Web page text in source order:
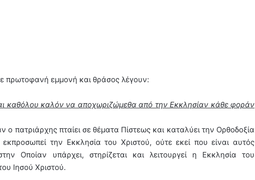
πρωτοφανή εμμονή και θράσος λέγουν:
καθόλου καλόν να αποχωριζώμεθα από την Εκκλησίαν κάθε φοράν
ο πατριάρχης πταίει σε θέματα Πίστεως και καταλύει την Ορθοδοξία
εκπροσωπεί την Εκκλησία του Χριστού, ούτε εκεί που είναι αυτός
Οποίαν υπάρχει, στηρίζεται και λειτουργεί η Εκκλησία του
Ιησού Χριστού.